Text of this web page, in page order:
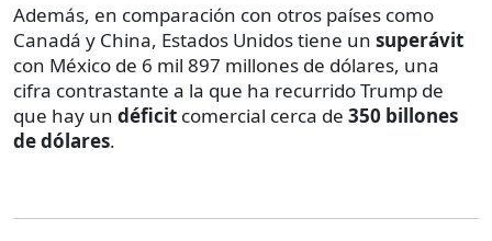
Además, en comparación con otros países como
Canadá y China, Estados Unidos tiene un superávit
con México de 6 mil 897 millones de dólares, una
cifra contrastante a la que ha recurrido Trump de
que hay un déficit comercial cerca de 350 billones
de dólares.